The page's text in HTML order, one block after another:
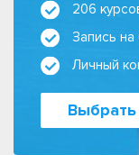
206
Запись
Личный